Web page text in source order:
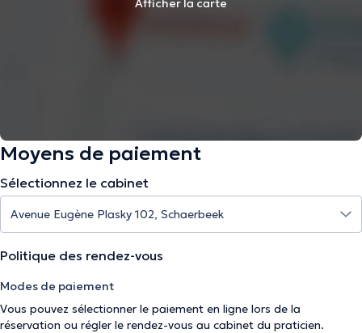
Afficher la carte
Moyens de paiement
Sélectionnez le cabinet
Politique des rendez-vous
Modes de paiement
Vous pouvez sélectionner le paiement en ligne lors de la
réservation ou régler le rendez-vous au cabinet du praticien.